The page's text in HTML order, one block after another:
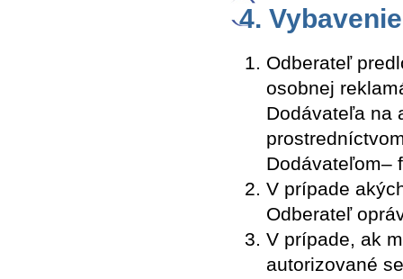
4.
Odberateľ
osobnej
Dodávateľa na
Dodávateľom–
V prípade
Odberateľ
V prípade, ak
autorizované